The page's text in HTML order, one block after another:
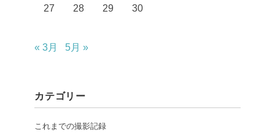
27 28 29 30
« 3月 5月 »
カテゴリー
これまでの撮影記録